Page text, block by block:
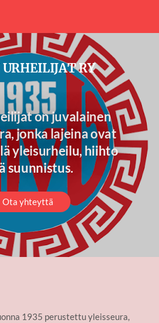
URHEILIJAT RY
on juvalainen
jonka lajeina ovat
yleisurheilu, hiihto
suunnistus.
Ota yhteyttä
1935 perustettu yleisseura,